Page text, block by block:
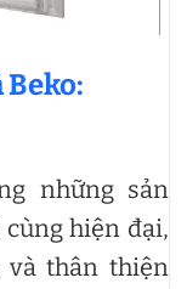
Beko:
những sản
hiện đại,
thân thiện